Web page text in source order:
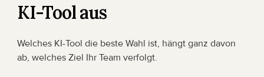
KI-Tool aus
Welches KI-Tool die beste Wahl ist, hängt ganz davon
ab, welches Ziel Ihr Team verfolgt.